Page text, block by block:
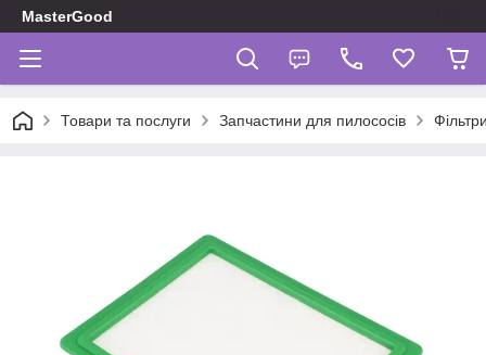
MasterGood
Товари та послуги Запчастини для пилососів